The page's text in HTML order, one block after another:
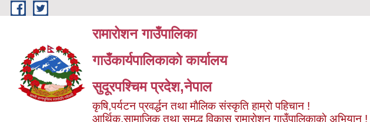
Skip to main content
रामारोशन गाउँपालिका
गाउँकार्यपालिकाकाे कार्यालय
सुदूरपश्चिम प्रदेश,नेपाल
कृषि,पर्यटन प्रवर्द्धन तथा माैलिक संस्कृति हाम्राे पहिचान !
आर्थिक,सामाजिक तथा समृद्ध विकास रामाराेशन गाउँपालिकाकाे अभियान !